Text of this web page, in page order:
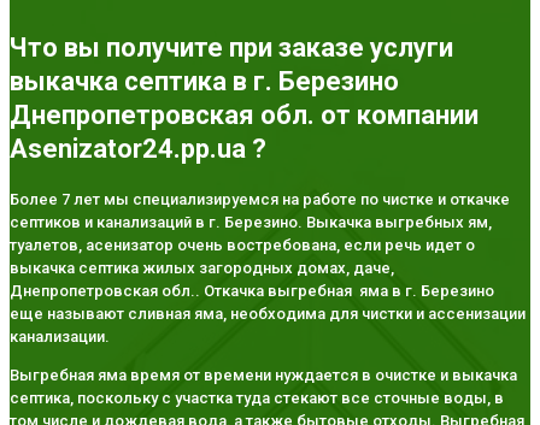
Что вы получите при заказе услуги
выкачка септика в г. Березино
Днепропетровская обл. от компании
Asenizator24.pp.ua ?
Более 7 лет мы специализируемся на работе по чистке и откачке
септиков и канализаций в г. Березино. Выкачка выгребных ям,
туалетов, асенизатор очень востребована, если речь идет о
выкачка септика жилых загородных домах, даче,
Днепропетровская обл.. Откачка выгребная яма в г. Березино
еще называют сливная яма, необходима для чистки и ассенизации
канализации.
Выгребная яма время от времени нуждается в очистке и выкачка
септика, поскольку с участка туда стекают все сточные воды, в
том числе и дождевая вода, а также бытовые отходы. Выгребная